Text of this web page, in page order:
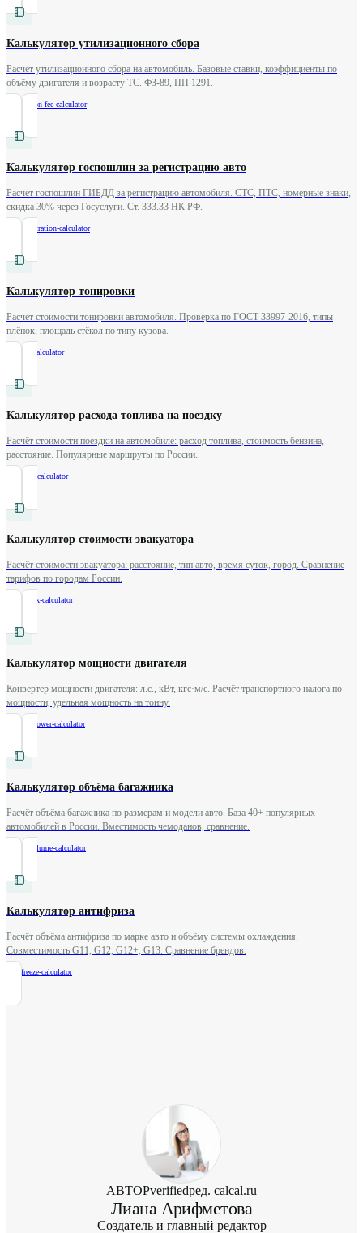
Калькулятор утилизационного сбора
Расчёт утилизационного сбора на автомобиль. Базовые ставки, коэффициенты по
объёму двигателя и возрасту ТС. ФЗ-89, ПП 1291.
utilization-fee-calculator
Калькулятор госпошлин за регистрацию авто
Расчёт госпошлин ГИБДД за регистрацию автомобиля. СТС, ПТС, номерные знаки,
скидка 30% через Госуслуги. Ст. 333.33 НК РФ.
car-registration-calculator
Калькулятор тонировки
Расчёт стоимости тонировки автомобиля. Проверка по ГОСТ 33997-2016, типы
плёнок, площадь стёкол по типу кузова.
tinting-calculator
Калькулятор расхода топлива на поездку
Расчёт стоимости поездки на автомобиле: расход топлива, стоимость бензина,
расстояние. Популярные маршруты по России.
trip-fuel-calculator
Калькулятор стоимости эвакуатора
Расчёт стоимости эвакуатора: расстояние, тип авто, время суток, город. Сравнение
тарифов по городам России.
tow-truck-calculator
Калькулятор мощности двигателя
Конвертер мощности двигателя: л.с., кВт, кгс·м/с. Расчёт транспортного налога по
мощности, удельная мощность на тонну.
engine-power-calculator
Калькулятор объёма багажника
Расчёт объёма багажника по размерам и модели авто. База 40+ популярных
автомобилей в России. Вместимость чемоданов, сравнение.
trunk-volume-calculator
Калькулятор антифриза
Расчёт объёма антифриза по марке авто и объёму системы охлаждения.
Совместимость G11, G12, G12+, G13. Сравнение брендов.
antifreeze-calculator
АВТОРverifiedред. calcal.ru
Лиана Арифметова
Создатель и главный редактор